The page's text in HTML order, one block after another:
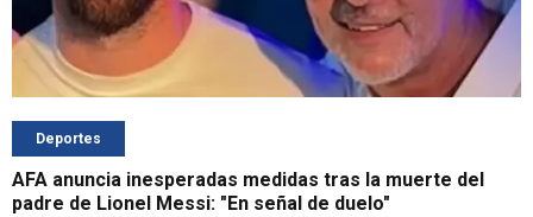
Deportes
AFA anuncia inesperadas medidas tras la muerte del
padre de Lionel Messi: "En señal de duelo"